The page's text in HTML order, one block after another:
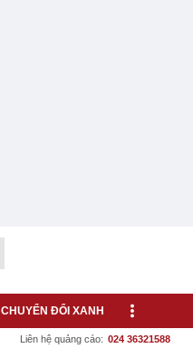
CHUYỂN ĐỔI XANH
Liên hệ quảng cáo: 024 36321588